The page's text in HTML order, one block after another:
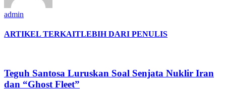
admin
ARTIKEL TERKAITLEBIH DARI PENULIS
Teguh Santosa Luruskan Soal Senjata Nuklir Iran
dan “Ghost Fleet”